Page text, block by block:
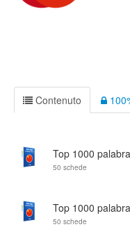
Contenuto
Top 1000
50 schede
Top 1000
50 schede